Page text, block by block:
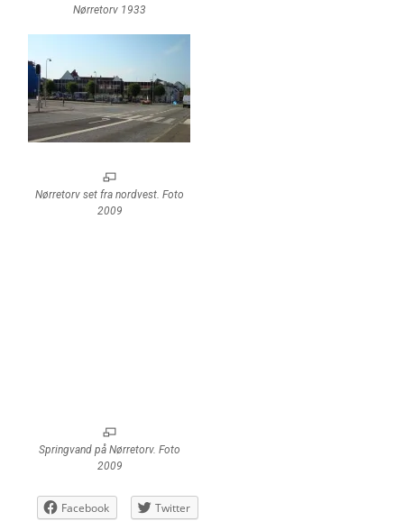
Nørretorv 1933
Nørretorv set fra nordvest. Foto
2009
Springvand på Nørretorv. Foto
2009
Facebook Twitter